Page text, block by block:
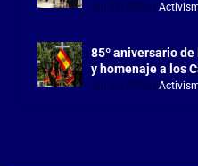
Jul 18, 2026 |
85º aniversario
y homenaje a los
Jul 15, 2026 |